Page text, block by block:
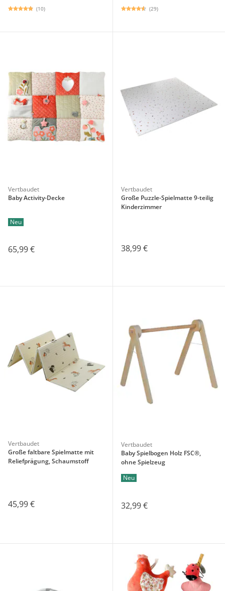
(10) (29)
Vertbaudet
Baby Activity-Decke
Neu
65,99 €
Vertbaudet
Große Puzzle-Spielmatte 9-teilig
Kinderzimmer
38,99 €
Vertbaudet
Große faltbare Spielmatte mit
Reliefprägung, Schaumstoff
45,99 €
Vertbaudet
Baby Spielbogen Holz FSC®,
ohne Spielzeug
Neu
32,99 €